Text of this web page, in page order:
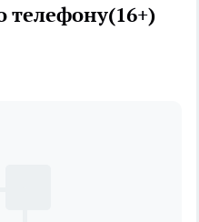
телефону(16+)